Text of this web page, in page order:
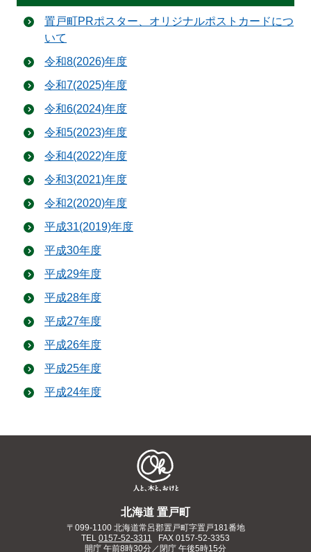
置戸町PRポスター、オリジナルポストカードにつ
いて
令和8(2026)年度
令和7(2025)年度
令和6(2024)年度
令和5(2023)年度
令和4(2022)年度
令和3(2021)年度
令和2(2020)年度
平成31(2019)年度
平成30年度
平成29年度
平成28年度
平成27年度
平成26年度
平成25年度
平成24年度
北海道 置戸町
〒099-1100 北海道常呂郡置戸町字置戸181番地
TEL 0157-52-3311
FAX 0157-52-3353
開庁 午前8時30分／閉庁 午後5時15分